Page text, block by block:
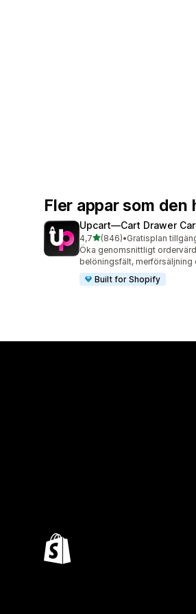
Fler appar som den
Upcart—Cart Drawer
4,7av 5 stjärnor
(846)
846 recensioner totalt
•Gratisplan
Öka genomsnittligt
belöningsfält, merförsäljning
Built for Shopify